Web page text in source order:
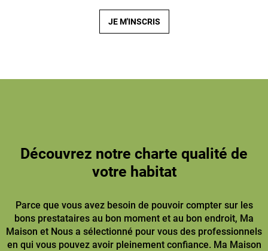
JE M'INSCRIS
Découvrez notre charte qualité de
votre habitat
Parce que vous avez besoin de pouvoir compter sur les
bons prestataires au bon moment et au bon endroit, Ma
Maison et Nous a sélectionné pour vous des professionnels
en qui vous pouvez avoir pleinement confiance. Ma Maison